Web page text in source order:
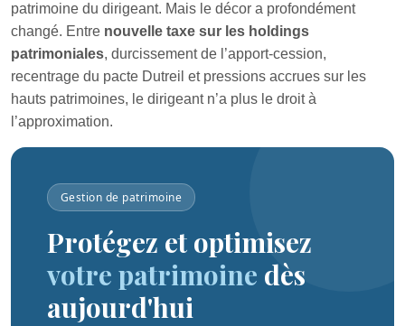
patrimoine du dirigeant. Mais le décor a profondément
changé. Entre nouvelle taxe sur les holdings
patrimoniales, durcissement de l’apport-cession,
recentrage du pacte Dutreil et pressions accrues sur les
hauts patrimoines, le dirigeant n’a plus le droit à
l’approximation.
Gestion de patrimoine
Protégez et optimisez
votre patrimoine dès
aujourd'hui